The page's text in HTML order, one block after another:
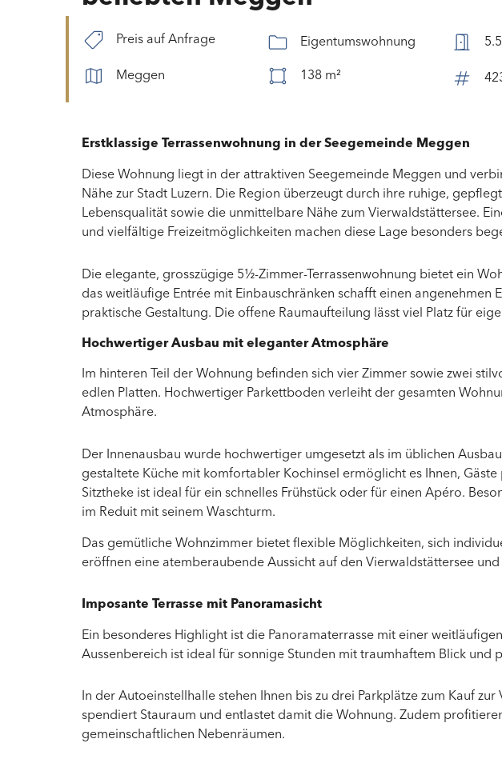
Preis auf Anfrage Eigentumswohnung 5.5
Meggen 138 m²
Erstklassige Terrassenwohnung in der Seegemeinde Meggen
Diese Wohnung liegt in der attraktiven Seegemeinde Meggen und
Nähe zur Stadt Luzern. Die Region überzeugt durch ihre ruhige,
Lebensqualität sowie die unmittelbare Nähe zum Vierwaldstättersee.
und vielfältige Freizeitmöglichkeiten machen diese Lage besonders
Die elegante, grosszügige 5½-Zimmer-Terrassenwohnung bietet ein
das weitläufige Entrée mit Einbauschränken schafft einen angenehmen
praktische Gestaltung. Die offene Raumaufteilung lässt viel Platz für
Hochwertiger Ausbau mit eleganter Atmosphäre
Im hinteren Teil der Wohnung befinden sich vier Zimmer sowie zwei
edlen Platten. Hochwertiger Parkettboden verleiht der gesamten
Atmosphäre.
Der Innenausbau wurde hochwertiger umgesetzt als im üblichen
gestaltete Küche mit komfortabler Kochinsel ermöglicht es Ihnen,
Sitztheke ist ideal für ein schnelles Frühstück oder für einen Apéro.
im Reduit mit seinem Waschturm.
Das gemütliche Wohnzimmer bietet flexible Möglichkeiten, sich
eröffnen eine atemberaubende Aussicht auf den Vierwaldstättersee
Imposante Terrasse mit Panoramasicht
Ein besonderes Highlight ist die Panoramaterrasse mit einer
Aussenbereich ist ideal für sonnige Stunden mit traumhaftem Blick und
In der Autoeinstellhalle stehen Ihnen bis zu drei Parkplätze zum Kauf
spendiert Stauraum und entlastet damit die Wohnung. Zudem
gemeinschaftlichen Nebenräumen.